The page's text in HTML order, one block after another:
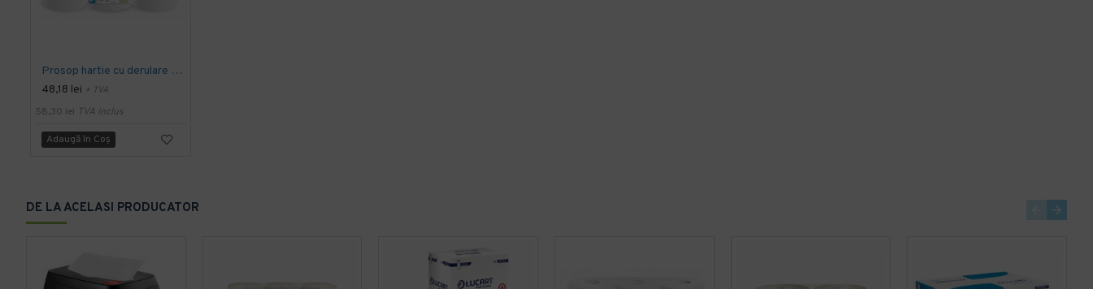
Prosop hartie cu derulare centrala Multiuse, 78.8 m/ rola, 6 buc/bax, Lucart
48,18 lei + TVA
58,30 lei TVA inclus
Adaugă în Coş
DE LA ACELASI PRODUCATOR